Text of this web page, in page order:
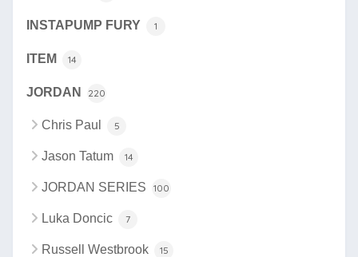
INSTAPUMP FURY 1
ITEM 14
JORDAN 220
Chris Paul 5
Jason Tatum 14
JORDAN SERIES 100
Luka Doncic 7
Russell Westbrook 15